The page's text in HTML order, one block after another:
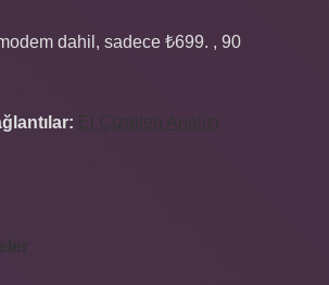
dahil, sadece ₺699. , 90